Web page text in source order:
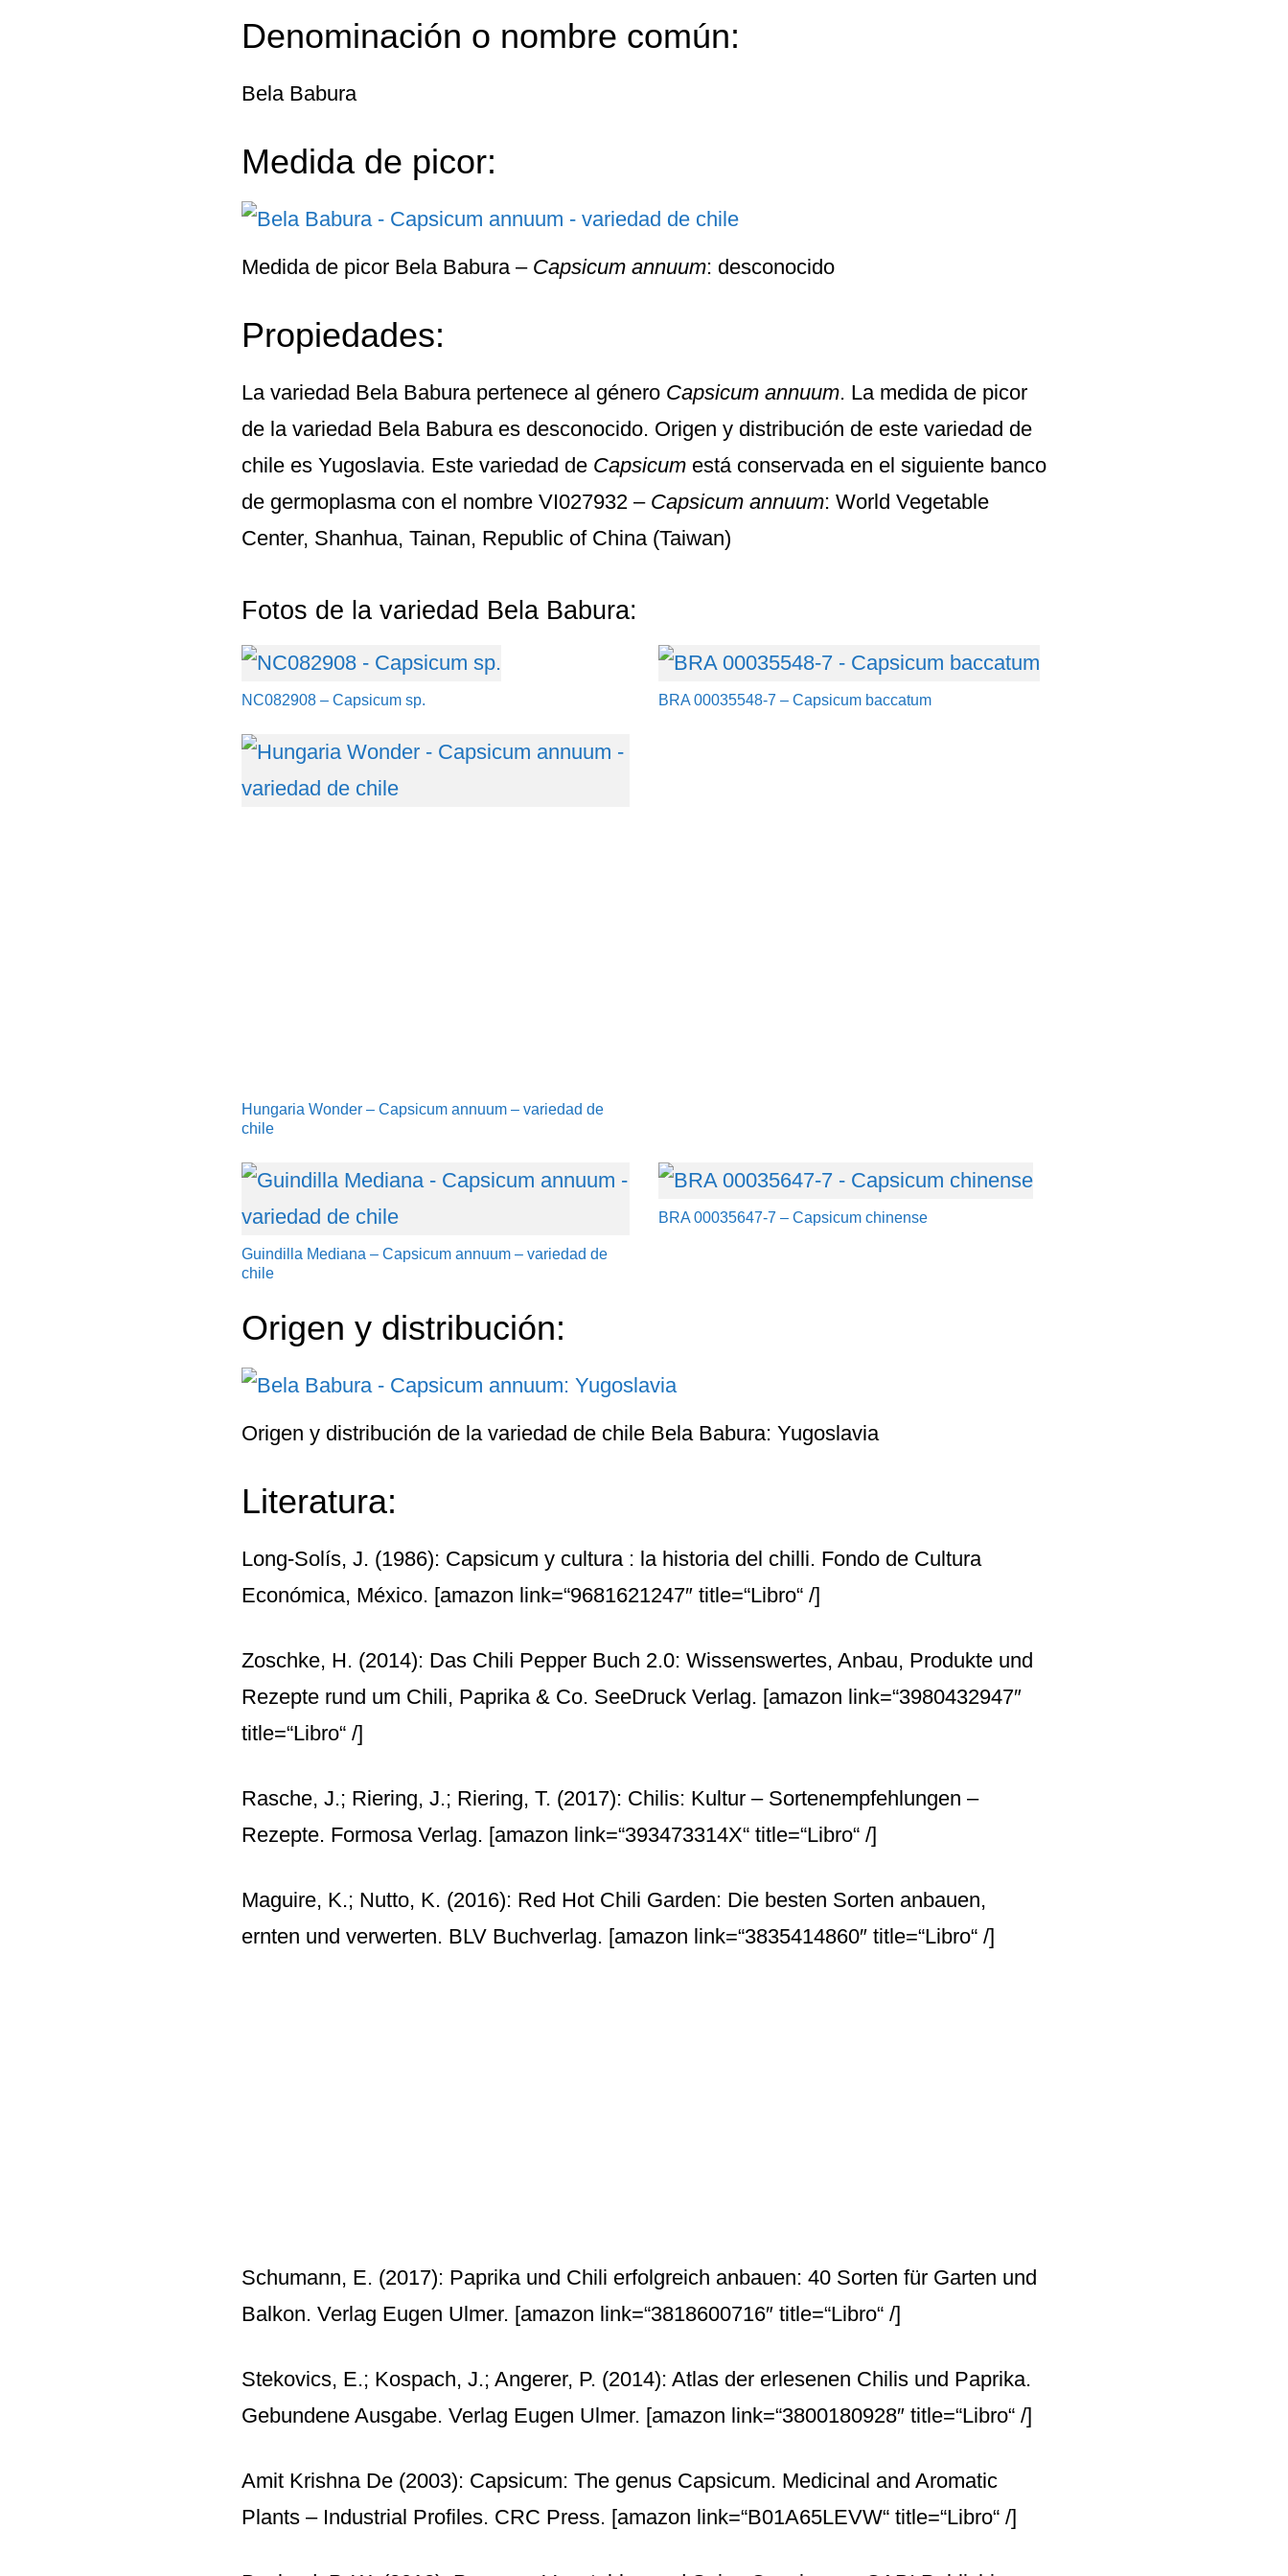
Denominación o nombre común:
Bela Babura
Medida de picor:
Medida de picor Bela Babura – Capsicum annuum: desconocido
Propiedades:
La variedad Bela Baburapertenece al género Capsicum annuum. La medida de picor
de la variedad Bela Babura es desconocido. Origen y distribución de este variedad de
chile es Yugoslavia. Este variedad de Capsicum está conservada en el siguiente banco
de germoplasma con el nombre VI027932 – Capsicum annuum: World Vegetable
Center, Shanhua, Tainan, Republic of China (Taiwan)
Fotos de la variedad Bela Babura:
NC082908 – Capsicum sp. BRA 00035548-7 – Capsicum baccatum
Hungaria Wonder – Capsicum annuum – variedad de
chile
Guindilla Mediana – Capsicum annuum – variedad de
chile
BRA 00035647-7 – Capsicum chinense
Origen y distribución:
Origen y distribución de la variedad de chile Bela Babura: Yugoslavia
Literatura:
Long-Solís, J. (1986): Capsicum y cultura : la historia del chilli. Fondo de Cultura
Económica, México. [amazon link=“9681621247″ title=“Libro“ /]
Zoschke, H. (2014): Das Chili Pepper Buch 2.0: Wissenswertes, Anbau, Produkte und
Rezepte rund um Chili, Paprika & Co. SeeDruck Verlag. [amazon link=“3980432947″
title=“Libro“ /]
Rasche, J.; Riering, J.; Riering, T. (2017): Chilis: Kultur – Sortenempfehlungen –
Rezepte. Formosa Verlag. [amazon link=“393473314X“ title=“Libro“ /]
Maguire, K.; Nutto, K. (2016): Red Hot Chili Garden: Die besten Sorten anbauen,
ernten und verwerten. BLV Buchverlag. [amazon link=“3835414860″ title=“Libro“ /]
Schumann, E. (2017): Paprika und Chili erfolgreich anbauen: 40 Sorten für Garten und
Balkon. Verlag Eugen Ulmer. [amazon link=“3818600716″ title=“Libro“ /]
Stekovics, E.; Kospach, J.; Angerer, P. (2014): Atlas der erlesenen Chilis und Paprika.
Gebundene Ausgabe. Verlag Eugen Ulmer. [amazon link=“3800180928″ title=“Libro“ /]
Amit Krishna De (2003): Capsicum: The genus Capsicum. Medicinal and Aromatic
Plants – Industrial Profiles. CRC Press. [amazon link=“B01A65LEVW“ title=“Libro“ /]